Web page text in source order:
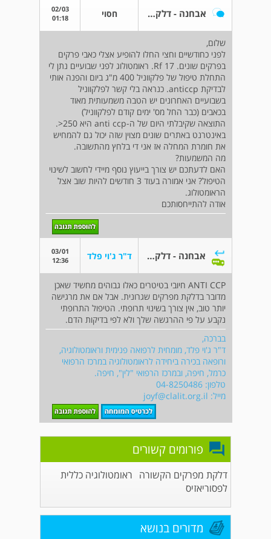
אבחנה - דלקת פרקים שיגרונית חסוי
02/03
01:18
שלום,
לפני כחודשיים וחצי החלו להופיע אצלי כאבי פרקים
בפרקים שונים. Rf 17. ראומטולוג לפני שבועיים נתן לי
התחלת טיפול של פלקווניל 400 מ"ג ביום והפנה אותי
לבדיקת anticcp. כנראה בלי קשר לפלקווניל
בשבועיים האחרונים יש הטבה משמעותית מאוד
בכאבים (כבר החל מס' ימים קודם לפלקווניל)
התוצאה שקיבלתי היום של ה-anti ccp היא 250<.
באינטרנט באתרים שונים מצוין שזה יכול גם להמחיש
את חומרת המחלה אז אני די בלחץ מהתשובה.
מה המשמעות?
האם לדעתכם יש צורך בייעוץ נוסף מיידי לחשוב לשינוי
הטיפול? אני אמורה בעוד 3 חודשים להיות שוב אצל
הראומטולוג.
אודה להתייחסותכם
אבחנה - דלקת פרקים שיגרונית ד"ר ג'וי פלד
03/01
12:36
ANTI CCP חיובי בטיטרים כאלו גבוהים מחשיד שאכן
מדובר בדלקת מפרקים שגרונית. אבל אם את מרגישה
יותר טוב, אין צורך בשינוי תרופתי. הטיפול התרופתי
נקבע על פי ההרגשה שלך ולא לפי בדיקות הדם.
בברכה,
ד"ר ג'וי פלד, מומחית לרפואה פנימית וראומטולוגיה,
ורופאה בכירה ביחידה לראומטולוגיה במרכז הרפואי
כרמל, חיפה, ובמרכז הרפואי "לין", חיפה.
טלפון: 04-8250486
מייל: joyf@clalit.org.il
פורומים קשורים
דלקת מפרקים הקשורה
לפסוריאזיס
ראומטולוגיה כללית
מדורים בנושא